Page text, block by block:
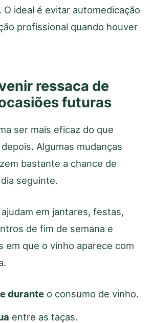
O ideal é evitar automedicação
profissional quando houver
ressaca de
futuras
ser mais eficaz do que
Algumas mudanças
bastante a chance de
seguinte.
em jantares, festas,
de fim de semana e
em que o vinho aparece com
durante o consumo de vinho.
entre as taças.